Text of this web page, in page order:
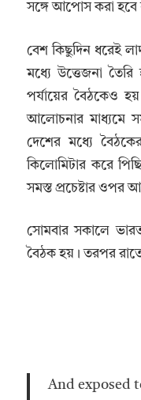
সঙ্গে আপোস করা হবে
বেশ কিছুদিন ধরেই
মধ্যে উত্তেজনা
পর্যায়ের বৈঠকেও
আলোচনার মাধ্যমে
দেশের মধ্যে
কিলোমিটার করে
সমস্ত প্রচেষ্টার ওপর
সোমবার সকালে ভারত
বৈঠক হয়। তরপর
And exposed